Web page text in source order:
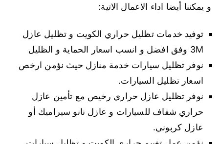
و يمكننا أيضا اداء الاعمال الاتية:
توفيد خدمات تظليل حراري الكويت و تظليل عازل
3M وفق افضل و انسب اسعار الحماية و الظليل
نوفر تظليل سيارات خدمة منازل حيث نؤمن ارخص
اسعار تظليل السيارات.
نوفر تظليل عازل حراري رخيص مع تأمين عازل
حراري شفاف للسيارات و عازل نانو سيراميك أو
عازل كربوني.